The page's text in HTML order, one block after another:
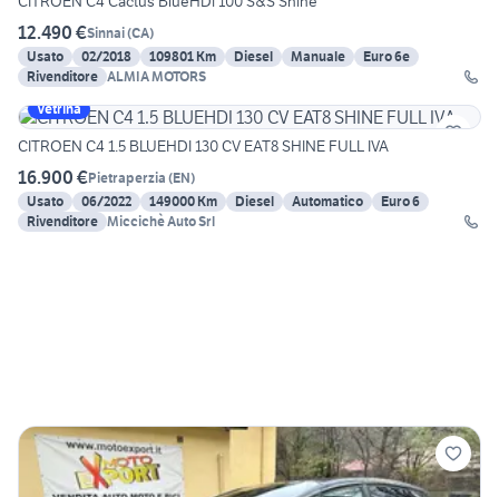
12.490 €Sinnai(CA)
Usato
02/2018 109801 Km Diesel Manuale
Euro 6e
Rivenditore ALMIA MOTORS
Vetrina
CITROEN C4 1.5 BLUEHDI 130 CV EAT8 SHINE FULL IVA
16.900 €Pietraperzia (EN)
Usato
06/2022 149000 Km Diesel Automatico
Euro 6
Rivenditore Miccichè Auto Srl